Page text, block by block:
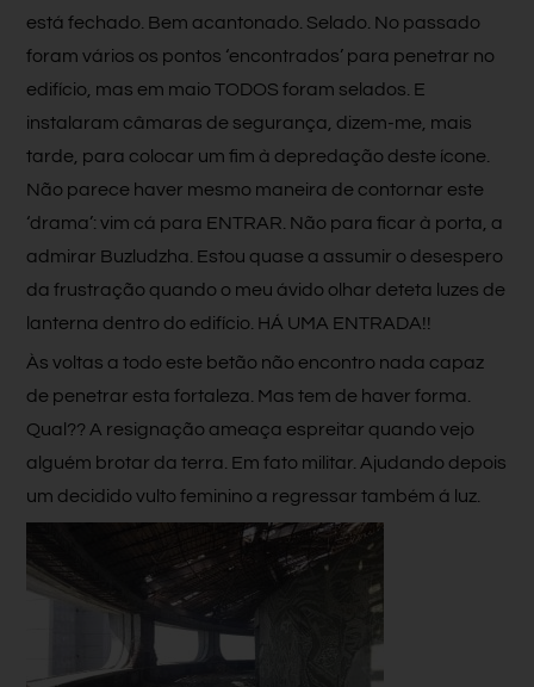
está fechado. Bem acantonado. Selado. No passado
foram vários os pontos ‘encontrados’ para penetrar no
edifício, mas em maio TODOS foram selados. E
instalaram câmaras de segurança, dizem-me, mais
tarde, para colocar um fim à depredação deste ícone.
Não parece haver mesmo maneira de contornar este
‘drama’: vim cá para ENTRAR. Não para ficar à porta, a
admirar Buzludzha. Estou quase a assumir o desespero
da frustração quando o meu ávido olhar deteta luzes de
lanterna dentro do edifício. HÁ UMA ENTRADA!!
Às voltas a todo este betão não encontro nada capaz
de penetrar esta fortaleza. Mas tem de haver forma.
Qual?? A resignação ameaça espreitar quando vejo
alguém brotar da terra. Em fato militar. Ajudando depois
um decidido vulto feminino a regressar também á luz.